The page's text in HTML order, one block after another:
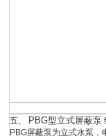
五、 PBG型立式屏蔽泵
PBG屏蔽泵为立式水泵